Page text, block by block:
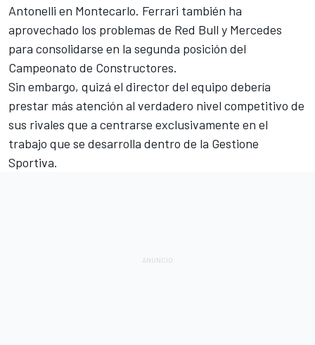
Antonelli en Montecarlo. Ferrari también ha
aprovechado los problemas de Red Bull y Mercedes
para consolidarse en la segunda posición del
Campeonato de Constructores.
Sin embargo, quizá el director del equipo debería
prestar más atención al verdadero nivel competitivo de
sus rivales que a centrarse exclusivamente en el
trabajo que se desarrolla dentro de la Gestione
Sportiva.